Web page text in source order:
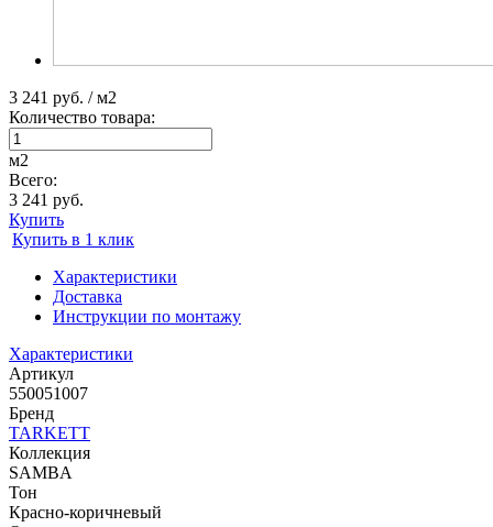
3 241 руб. / м2
Количество товара:
м2
Всего:
3 241 руб.
Купить
Купить в 1 клик
Характеристики
Доставка
Инструкции по монтажу
Характеристики
Артикул
550051007
Бренд
TARKETT
Коллекция
SAMBA
Тон
Красно-коричневый